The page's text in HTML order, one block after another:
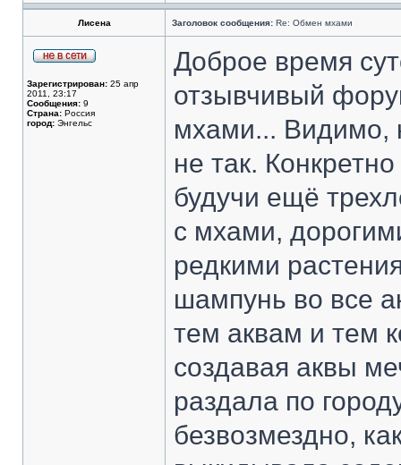
Лисена Заголовок сообщения: Re: Обмен мхами
Зарегистрирован: 25 апр
2011, 23:17
Сообщения: 9
Страна: Россия
город: Энгельс
Доброе время
отзывчивый
мхами... Видимо,
не так.
будучи ещё
с мхами,
редкими
шампунь во все
тем аквам и тем
создавая аквы
раздала по
безвозмездно,